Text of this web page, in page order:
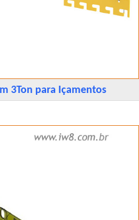
3Ton para Içamentos